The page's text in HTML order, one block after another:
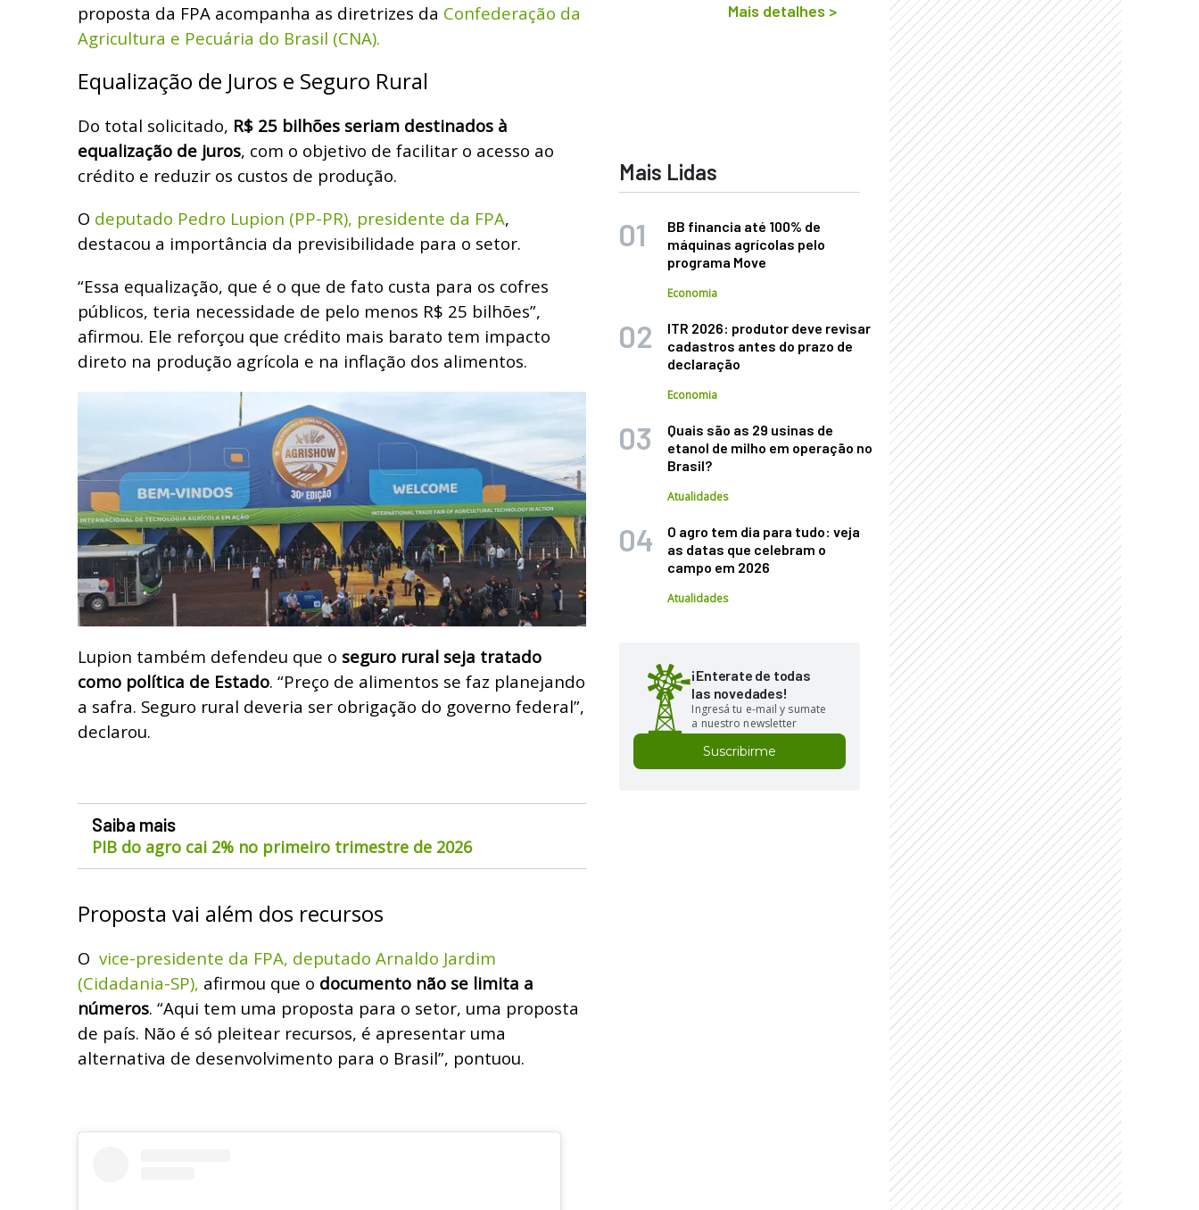
proposta da FPA acompanha as diretrizes da Confederação da
Agricultura e Pecuária do Brasil (CNA).
Equalização de Juros e Seguro Rural
Do total solicitado, R$ 25 bilhões seriam destinados à
equalização de juros, com o objetivo de facilitar o acesso ao
crédito e reduzir os custos de produção.
O deputado Pedro Lupion (PP-PR), presidente da FPA,
destacou a importância da previsibilidade para o setor.
“Essa equalização, que é o que de fato custa para os cofres
públicos, teria necessidade de pelo menos R$ 25 bilhões”,
afirmou. Ele reforçou que crédito mais barato tem impacto
direto na produção agrícola e na inflação dos alimentos.
Lupion também defendeu que o seguro rural seja tratado
como política de Estado. “Preço de alimentos se faz planejando
a safra. Seguro rural deveria ser obrigação do governo federal”,
declarou.
Saiba mais
PIB do agro cai 2% no primeiro trimestre de 2026
Proposta vai além dos recursos
O vice-presidente da FPA, deputado Arnaldo Jardim
(Cidadania-SP), afirmou que o documento não se limita a
números. “Aqui tem uma proposta para o setor, uma proposta
de país. Não é só pleitear recursos, é apresentar uma
alternativa de desenvolvimento para o Brasil”, pontuou.
Mais detalhes >
Mais Lidas
BB financia até 100% de
máquinas agrícolas pelo
programa Move
Economia
ITR 2026: produtor deve revisar
cadastros antes do prazo de
declaração
Economia
Quais são as 29 usinas de
etanol de milho em operação no
Brasil?
Atualidades
O agro tem dia para tudo: veja
as datas que celebram o
campo em 2026
Atualidades
¡Enterate de todas
las novedades!
Ingresá tu e-mail y sumate
a nuestro newsletter
Suscribirme